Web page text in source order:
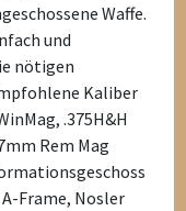
Waffe.
und
nötigen
Kaliber
.375H&H
Rem Mag
Frame, Nosler